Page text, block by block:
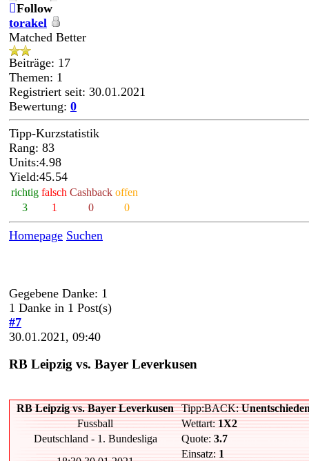
Follow
torakel
Matched Better
Beiträge: 17
Themen: 1
Registriert seit: 30.01.2021
Bewertung: 0
Tipp-Kurzstatistik
Rang: 83
Units:4.98
Yield:45.54
richtig falsch Cashback offen
3
1 0 0
Homepage Suchen
Gegebene Danke: 1
1 Danke in 1 Post(s)
#7
30.01.2021, 09:40
RB Leipzig vs. Bayer Leverkusen
RB Leipzig vs. Bayer Leverkusen Tipp:BACK:
Fussball
Wettart:1X2
Deutschland - 1. Bundesliga
Quote: 3.7
Einsatz: 1